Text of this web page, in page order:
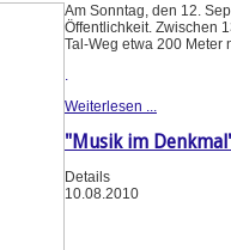
Am Sonntag, den 12.
Öffentlichkeit. Zwischen
Tal-Weg etwa 200 Meter
.
Weiterlesen ...
"Musik im
Details
10.08.2010